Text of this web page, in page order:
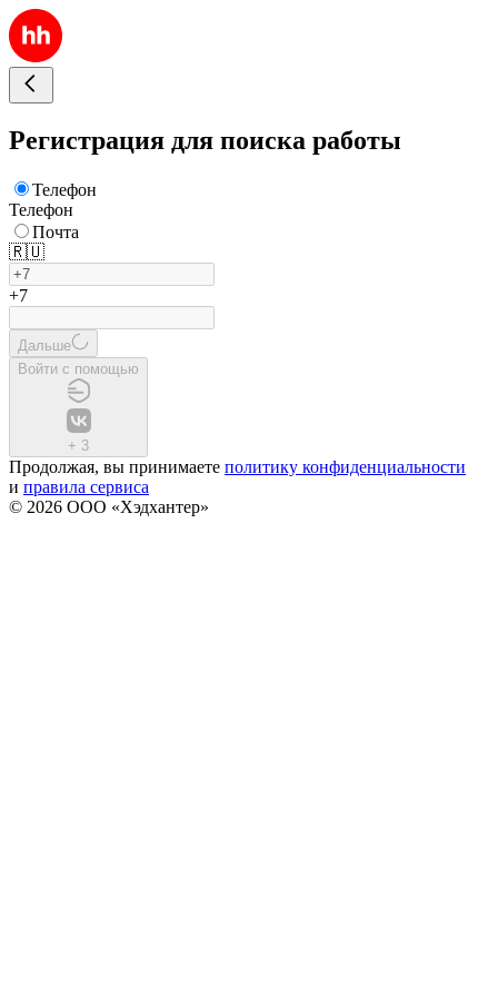
Регистрация для поиска работы
Телефон
Телефон
Почта
🇷🇺
+7
Дальше
Войти с помощью
+ 3
Продолжая, вы принимаете политику конфиденциальности
и правила сервиса
© 2026 ООО «Хэдхантер»